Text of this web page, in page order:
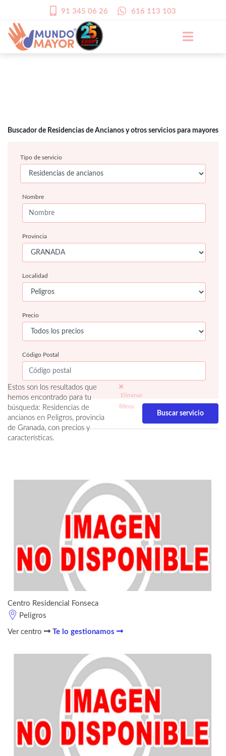
91 345 06 26 616 113 103
Buscador de Residencias de Ancianos y otros servicios para mayores
Tipo de servicio
Nombre
Provincia
Localidad
Precio
Código Postal
Estos son los resultados que
hemos encontrado para tu
búsqueda: Residencias de
ancianos en Peligros, provincia
de Granada, con precios y
características.
Eliminar
filtros
Centro Residencial Fonseca
Peligros
Ver centro Te lo gestionamos